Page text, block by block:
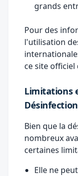
grands
Pour des
l'utilisation
cesite officiel
Limitations
Bien que la
nombreux
certaines
Elle ne